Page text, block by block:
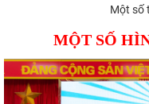
Một số
MỘT SỐ